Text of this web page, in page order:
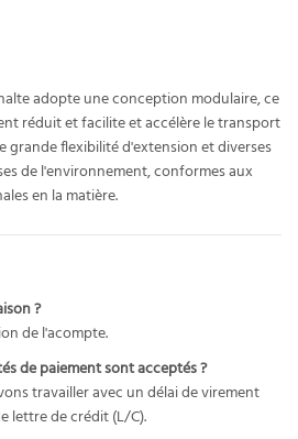
adopte une conception modulaire, ce
réduit et facilite et accélère le transport
grande flexibilité d'extension et diverses
de l'environnement, conformes aux
en la matière.
?
de l'acompte.
de paiement sont acceptés ?
travailler avec un délai de virement
lettre de crédit (L/C).